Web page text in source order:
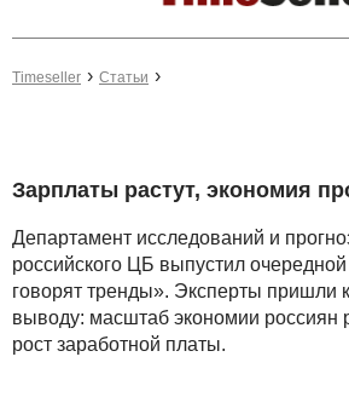
Timeseller Статьи
Зарплаты растут, экономия
Департамент исследований и
российского ЦБ выпустил
говорят тренды». Эксперты пришли
выводу: масштаб экономии россиян
рост заработной платы.